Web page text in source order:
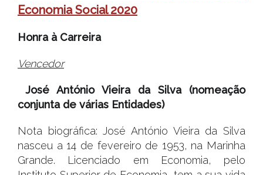
Economia Social 2020
Honra à Carreira
Vencedor
José António Vieira da Silva (nomeação
conjunta de várias Entidades)
Nota biográfica: José António Vieira da Silva
nasceu a 14 de fevereiro de 1953, na Marinha
Grande. Licenciado em Economia, pelo